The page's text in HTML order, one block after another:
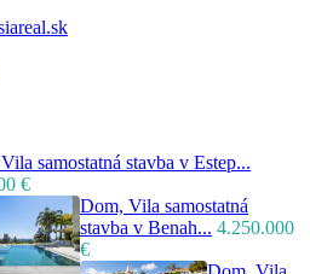
samostatná stavba v Estep...
€
Dom, Vila samostatná
stavba v Benah... 4.250.000
€